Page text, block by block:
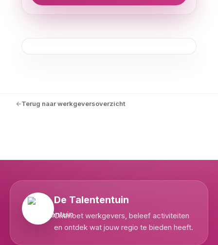
Terug naar werkgeversoverzicht
De Talententuin
Ontmoet werkgevers, beleef activiteiten
en ontdek wat jouw regio te bieden heeft.